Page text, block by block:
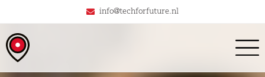
info@techforfuture.nl